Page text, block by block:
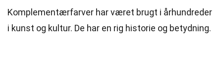
Komplementærfarver har været brugt i århundreder
i kunst og kultur. De har en rig historie og betydning.